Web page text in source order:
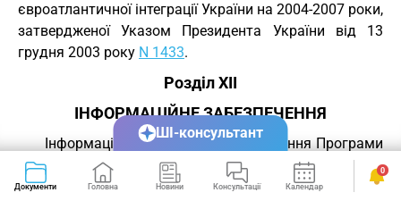
євроатлантичної інтеграції України на 2004-2007 роки,
затвердженої Указом Президента України від 13
грудня 2003 року N 1433.
Розділ XII
ІНФОРМАЦІЙНЕ ЗАБЕЗПЕЧЕННЯ
Інформаційне забезпечення виконання Програми
покладається на уповноважений центральний орган
виконавчої влади у сфері адаптації законодавства
Документи Головна Новини Консультації Календар Сервіси
0
ШІ-консультант